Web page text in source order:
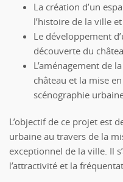
La création d’un
l’histoire de la ville
Le développement
découverte du
L’aménagement de
château et la mise
scénographie
L’objectif de ce projet est
urbaine au travers de la
exceptionnel de la ville. Il
l’attractivité et la